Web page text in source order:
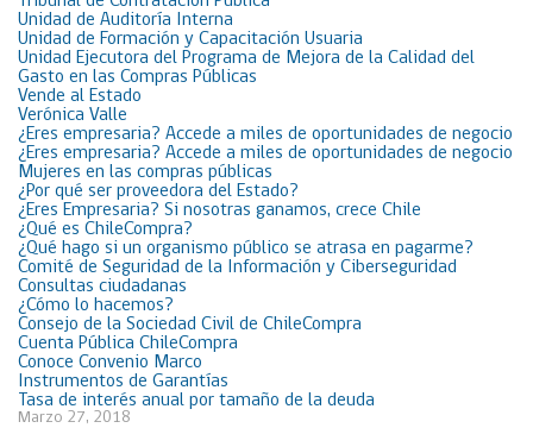
Unidad de Auditoría Interna
Unidad de Formación y Capacitación Usuaria
Unidad Ejecutora del Programa de Mejora de la Calidad del
Gasto en las Compras Públicas
Vende al Estado
Verónica Valle
¿Eres empresaria? Accede a miles de oportunidades de negocio
¿Eres empresaria? Accede a miles de oportunidades de negocio
Mujeres en las compras públicas
¿Por qué ser proveedora del Estado?
¿Eres Empresaria? Si nosotras ganamos, crece Chile
¿Qué es ChileCompra?
¿Qué hago si un organismo público se atrasa en pagarme?
Comité de Seguridad de la Información y Ciberseguridad
Consultas ciudadanas
¿Cómo lo hacemos?
Consejo de la Sociedad Civil de ChileCompra
Cuenta Pública ChileCompra
Conoce Convenio Marco
Instrumentos de Garantías
Tasa de interés anual por tamaño de la deuda
Marzo 27, 2018